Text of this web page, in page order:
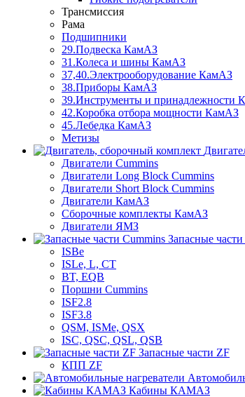
Трансмиссия
Рама
Подшипники
29.Подвеска КамАЗ
31.Колеса и шины КамАЗ
37,40.Электрооборудование КамАЗ
38.Приборы КамАЗ
39.Инструменты и принадлежности
42.Коробка отбора мощности КамАЗ
45.Лебедка КамАЗ
Метизы
Двигатели Cummins
Двигатели Long Bloсk Cummins
Двигатели Short Bloсk Cummins
Двигатели КамАЗ
Сборочные комплекты КамАЗ
Двигатели ЯМЗ
Запасные
ISBe
ISLe, L, CT
BT, EQB
Поршни Cummins
ISF2.8
ISF3.8
QSM, ISMe, QSX
ISC, QSC, QSL, QSB
Запасные части ZF
КПП ZF
Кабины КАМАЗ